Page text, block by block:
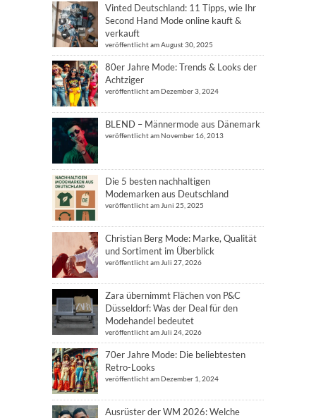
Vinted Deutschland: 11 Tipps, wie Ihr
Second Hand Mode online kauft &
verkauft
veröffentlicht am August 30, 2025
80er Jahre Mode: Trends & Looks der
Achtziger
veröffentlicht am Dezember 3, 2024
BLEND – Männermode aus Dänemark
veröffentlicht am November 16, 2013
Die 5 besten nachhaltigen
Modemarken aus Deutschland
veröffentlicht am Juni 25, 2025
Christian Berg Mode: Marke, Qualität
und Sortiment im Überblick
veröffentlicht am Juli 27, 2026
Zara übernimmt Flächen von P&C
Düsseldorf: Was der Deal für den
Modehandel bedeutet
veröffentlicht am Juli 24, 2026
70er Jahre Mode: Die beliebtesten
Retro-Looks
veröffentlicht am Dezember 1, 2024
Ausrüster der WM 2026: Welche